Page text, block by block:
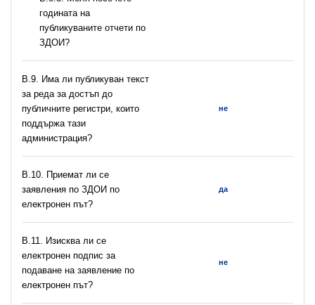
годината на
публикуваните отчети по
ЗДОИ?
В.9. Има ли публикуван текст
за реда за достъп до
публичните регистри, които
поддържа тази
администрация?
не
В.10. Приемат ли се
заявления по ЗДОИ по
електронен път?
да
В.11. Изисква ли се
електронен подпис за
подаване на заявление по
електронен път?
не